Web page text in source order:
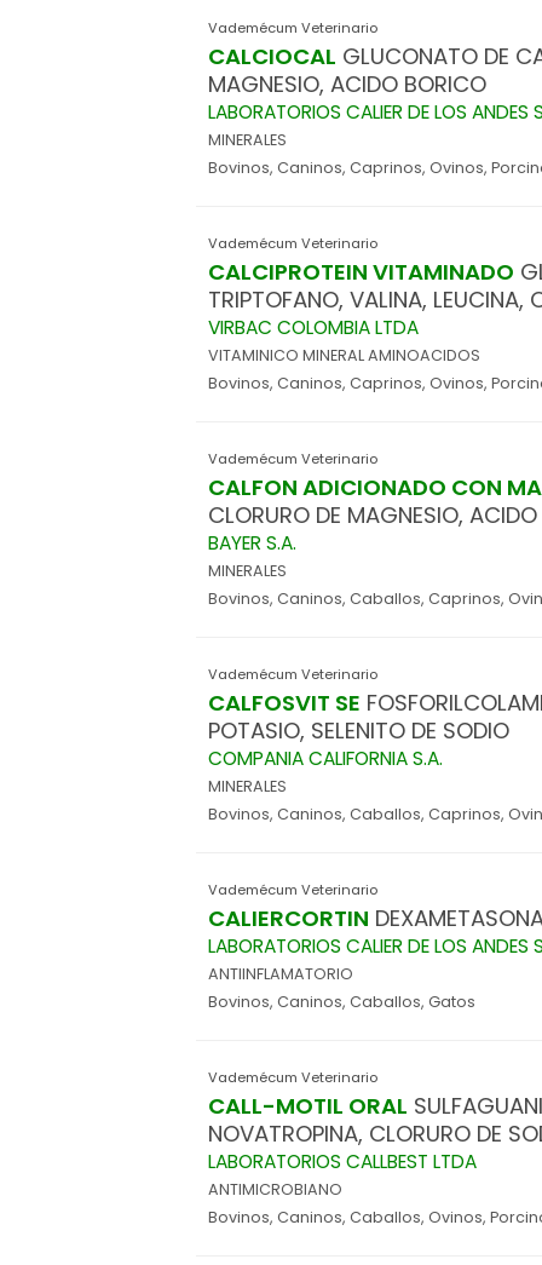
Vademécum Veterinario
CALCIOCAL GLUCONATO DE
MAGNESIO, ACIDO BORICO
LABORATORIOS CALIER DE LOS ANDES
MINERALES
Bovinos, Caninos, Caprinos, Ovinos,
Vademécum Veterinario
CALCIPROTEIN VITAMINADO
TRIPTOFANO, VALINA, LEUCINA,
VIRBAC COLOMBIA LTDA
VITAMINICO MINERAL AMINOACIDOS
Bovinos, Caninos, Caprinos, Ovinos,
Vademécum Veterinario
CALFON ADICIONADO CON
CLORURO DE MAGNESIO,
BAYER S.A.
MINERALES
Bovinos, Caninos, Caballos, Caprinos,
Vademécum Veterinario
CALFOSVIT SE
POTASIO, SELENITO DE SODIO
COMPANIA CALIFORNIA S.A.
MINERALES
Bovinos, Caninos, Caballos, Caprinos,
Vademécum Veterinario
CALIERCORTIN
LABORATORIOS CALIER DE LOS ANDES
ANTIINFLAMATORIO
Bovinos, Caninos, Caballos, Gatos
Vademécum Veterinario
CALL-MOTIL ORAL
NOVATROPINA, CLORURO DE
LABORATORIOS CALLBEST LTDA
ANTIMICROBIANO
Bovinos, Caninos, Caballos, Ovinos,